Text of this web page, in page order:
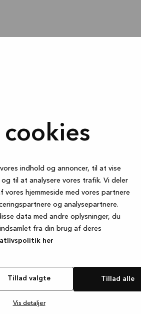
indhold og annoncer, til at vise
til at analysere vores trafik. Vi deler
hjemmeside med vores partnere
og analysepartnere.
data med andre oplysninger, du
fra din brug af deres
her
Tillad valgte Tillad alle
Vis detaljer
(see the